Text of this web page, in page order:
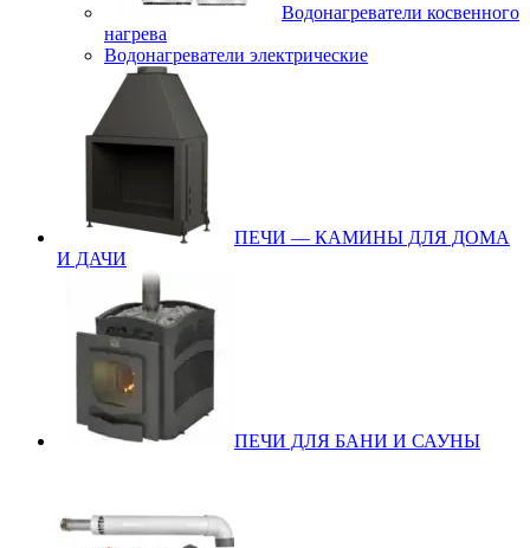
Водонагреватели косвенного
нагрева
Водонагреватели электрические
ПЕЧИ — КАМИНЫ ДЛЯ ДОМА
И ДАЧИ
ПЕЧИ ДЛЯ БАНИ И САУНЫ